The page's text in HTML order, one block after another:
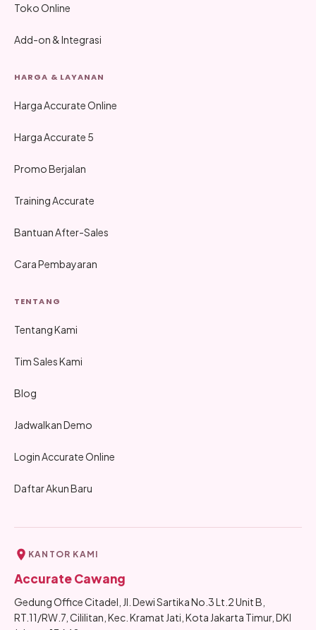
Toko Online
Add-on & Integrasi
HARGA & LAYANAN
Harga Accurate Online
Harga Accurate 5
Promo Berjalan
Training Accurate
Bantuan After-Sales
Cara Pembayaran
TENTANG
Tentang Kami
Tim Sales Kami
Blog
Jadwalkan Demo
Login Accurate Online
Daftar Akun Baru
KANTOR KAMI
Accurate Cawang
Gedung Office Citadel, Jl. Dewi Sartika No.3 Lt.2 Unit B,
RT.11/RW.7, Cililitan, Kec. Kramat Jati, Kota Jakarta Timur, DKI